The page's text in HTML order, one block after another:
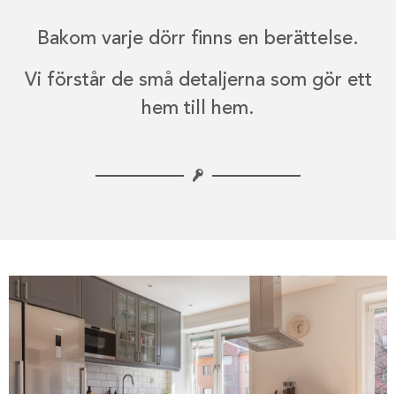
Bakom varje dörr finns en berättelse.
Vi förstår de små detaljerna som gör ett
hem till hem.